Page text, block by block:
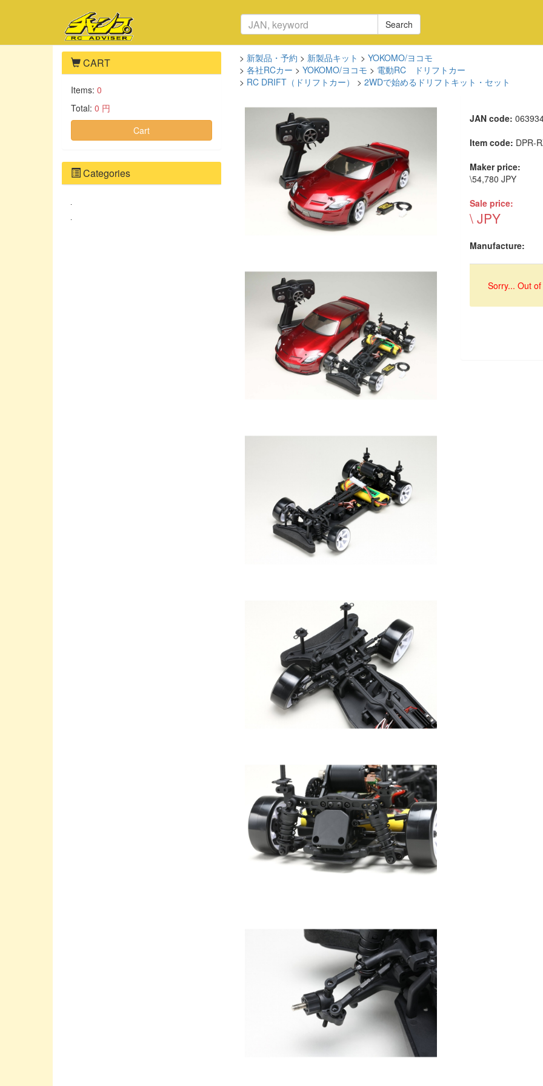
Search
> 新製品・予約 > 新製品キット > YOKOMO/ヨコモ
> 各社RCカー > YOKOMO/ヨコモ > 電動RC ドリフトカー
> RC DRIFT（ドリフトカー） > 2WDで始めるドリフトキット・セット
JAN code:
Item code: DPR-
Maker price:
\54,780 JPY
Sale price:
\ JPY
Manufacture:
Sorry... Out
CART
Items: 0
Total: 0 円
Cart
Categories